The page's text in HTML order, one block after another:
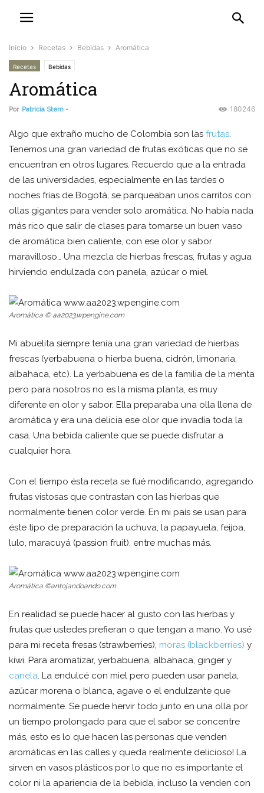
Inicio Recetas Bebidas Aromática
Recetas Bebidas
Aromática
Por Patricia Stern - 180246
Algo que extraño mucho de Colombia son las frutas.
Tenemos una gran variedad de frutas exóticas que no se
encuentran en otros lugares. Recuerdo que a la entrada
de las universidades, especialmente en las tardes o
noches frías de Bogotá, se parqueaban unos carritos con
ollas gigantes para vender solo aromática. No había nada
más rico que salir de clases para tomarse un buen vaso
de aromática bien caliente, con ese olor y sabor
maravilloso… Una mezcla de hierbas frescas, frutas y agua
hirviendo endulzada con panela, azúcar o miel.
Aromática © aa2023.wpengine.com
Mi abuelita siempre tenía una gran variedad de hierbas
frescas (yerbabuena o hierba buena, cidrón, limonaria,
albahaca, etc). La yerbabuena es de la familia de la menta
pero para nosotros no es la misma planta, es muy
diferente en olor y sabor. Ella preparaba una olla llena de
aromática y era una delicia ese olor que invadía toda la
casa. Una bebida caliente que se puede disfrutar a
cualquier hora.
Con el tiempo ésta receta se fué modificando, agregando
frutas vistosas que contrastan con las hierbas que
normalmente tienen color verde. En mi país se usan para
éste tipo de preparación la uchuva, la papayuela, feijoa,
lulo, maracuyá (passion fruit), entre muchas más.
Aromática ©antojandoando.com
En realidad se puede hacer al gusto con las hierbas y
frutas que ustedes prefieran o que tengan a mano. Yo usé
para mi receta fresas (strawberries), moras (blackberries) y
kiwi. Para aromatizar, yerbabuena, albahaca, ginger y
canela. La endulcé con miel pero pueden usar panela,
azúcar morena o blanca, agave o el endulzante que
normalmente. Se puede hervir todo junto en una olla por
un tiempo prolongado para que el sabor se concentre
más, esto es lo que hacen las personas que venden
aromáticas en las calles y queda realmente delicioso! La
sirven en vasos plásticos por lo que no es importante el
color ni la apariencia de la bebida, incluso la venden con